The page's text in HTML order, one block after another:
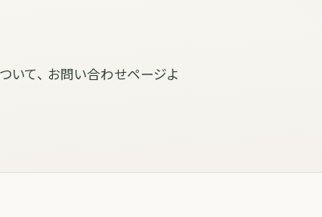
いて、 お問い合わせページよ